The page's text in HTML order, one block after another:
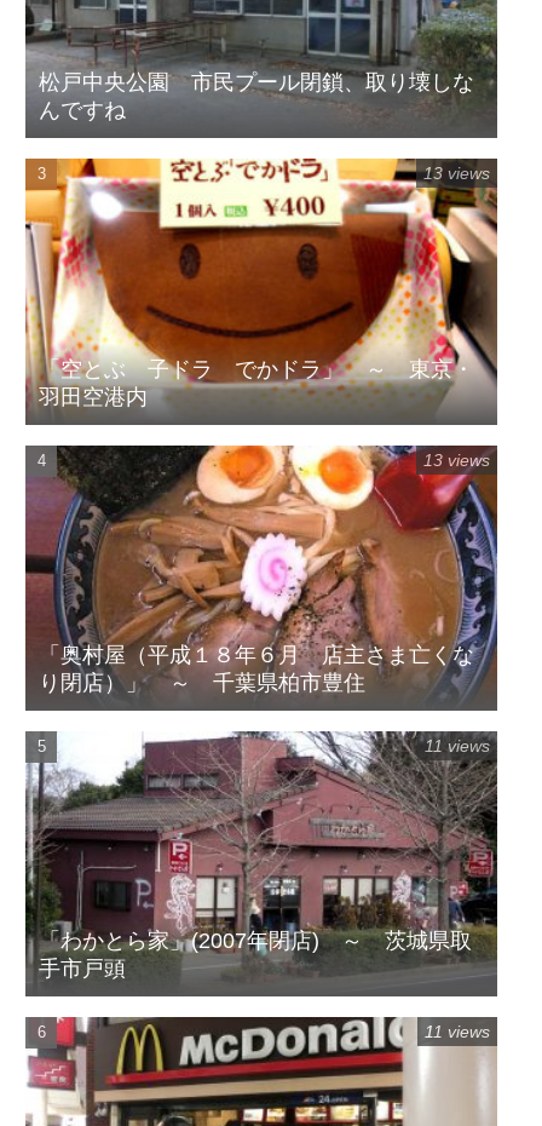
松戸中央公園 市民プール閉鎖、取り壊しな
んですね
「空とぶ 子ドラ でかドラ」 ～ 東京・
羽田空港内
13 views
「奥村屋（平成１８年６月 店主さま亡くな
り閉店）」 ～ 千葉県柏市豊住
13 views
「わかとら家」(2007年閉店) ～ 茨城県取
手市戸頭
11 views
11 views